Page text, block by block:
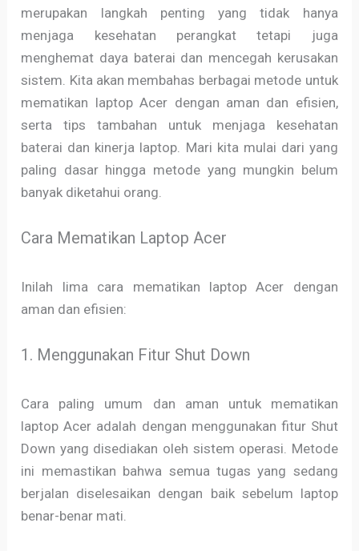
merupakan langkah penting yang tidak hanya
menjaga kesehatan perangkat tetapi juga
menghemat daya baterai dan mencegah kerusakan
sistem. Kita akan membahas berbagai metode untuk
mematikan laptop Acer dengan aman dan efisien,
serta tips tambahan untuk menjaga kesehatan
baterai dan kinerja laptop. Mari kita mulai dari yang
paling dasar hingga metode yang mungkin belum
banyak diketahui orang.
Cara Mematikan Laptop Acer
Inilah lima cara mematikan laptop Acer dengan
aman dan efisien:
1. Menggunakan Fitur Shut Down
Cara paling umum dan aman untuk mematikan
laptop Acer adalah dengan menggunakan fitur Shut
Down yang disediakan oleh sistem operasi. Metode
ini memastikan bahwa semua tugas yang sedang
berjalan diselesaikan dengan baik sebelum laptop
benar-benar mati.